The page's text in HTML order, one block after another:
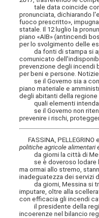
tale data coincide con
pronunciata, dichiarando
fuoco prescritto»,
statale. Il 12 luglio la
piano «AIB» (antincendi
per lo svolgimento delle
da fonti di stampa si
comunicato
prevenzione degli incendi
per beni e persone.
se il Governo sia a
piano materiale e
degli abitanti della regione
quali elementi intenda
se il Governo non
prevenire i rischi,
FASSINA, PELLEGRINO
politiche agricole alimentari
da giorni la città di
se è doveroso lodare
ma ormai allo stremo,
inadeguatezza dei servizi
da giorni, Messina si
imputare, oltre alla
con efficacia gli incendi
il presidente della
incoerenze nel bilancio